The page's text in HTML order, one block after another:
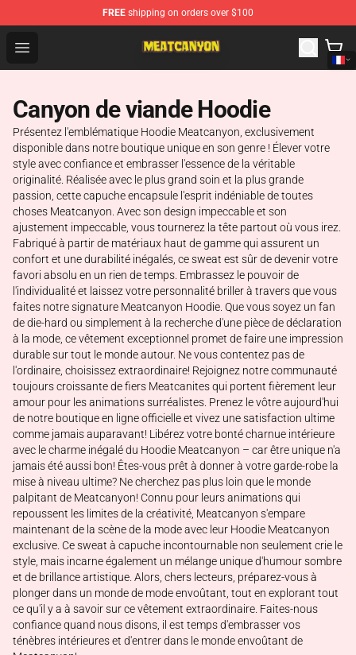
FREE shipping on orders over $100
Open menu
MeatCanyon Shop - Official MeatCanyon Merchandise
Canyon de viande Hoodie
Présentez l'emblématique Hoodie Meatcanyon, exclusivement
disponible dans notre boutique unique en son genre ! Élever votre
style avec confiance et embrasser l'essence de la véritable
originalité. Réalisée avec le plus grand soin et la plus grande
passion, cette capuche encapsule l'esprit indéniable de toutes
choses Meatcanyon. Avec son design impeccable et son
ajustement impeccable, vous tournerez la tête partout où vous irez.
Fabriqué à partir de matériaux haut de gamme qui assurent un
confort et une durabilité inégalés, ce sweat est sûr de devenir votre
favori absolu en un rien de temps. Embrassez le pouvoir de
l'individualité et laissez votre personnalité briller à travers que vous
faites notre signature Meatcanyon Hoodie. Que vous soyez un fan
de die-hard ou simplement à la recherche d'une pièce de déclaration
à la mode, ce vêtement exceptionnel promet de faire une impression
durable sur tout le monde autour. Ne vous contentez pas de
l'ordinaire, choisissez extraordinaire! Rejoignez notre communauté
toujours croissante de fiers Meatcanites qui portent fièrement leur
amour pour les animations surréalistes. Prenez le vôtre aujourd'hui
de notre boutique en ligne officielle et vivez une satisfaction ultime
comme jamais auparavant! Libérez votre bonté charnue intérieure
avec le charme inégalé du Hoodie Meatcanyon – car être unique n'a
jamais été aussi bon! Êtes-vous prêt à donner à votre garde-robe la
mise à niveau ultime? Ne cherchez pas plus loin que le monde
palpitant de Meatcanyon! Connu pour leurs animations qui
repoussent les limites de la créativité, Meatcanyon s'empare
maintenant de la scène de la mode avec leur Hoodie Meatcanyon
exclusive. Ce sweat à capuche incontournable non seulement crie le
style, mais incarne également un mélange unique d'humour sombre
et de brillance artistique. Alors, chers lecteurs, préparez-vous à
plonger dans un monde de mode envoûtant, tout en explorant tout
ce qu'il y a à savoir sur ce vêtement extraordinaire. Faites-nous
confiance quand nous disons, il est temps d'embrasser vos
ténèbres intérieures et d'entrer dans le monde envoûtant de